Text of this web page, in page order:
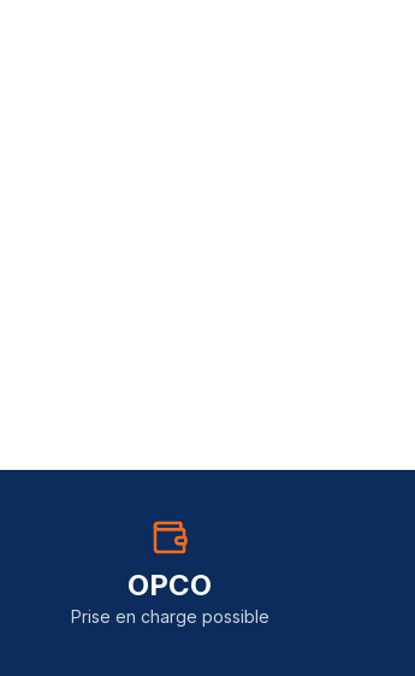
OPCO
Prise en charge possible